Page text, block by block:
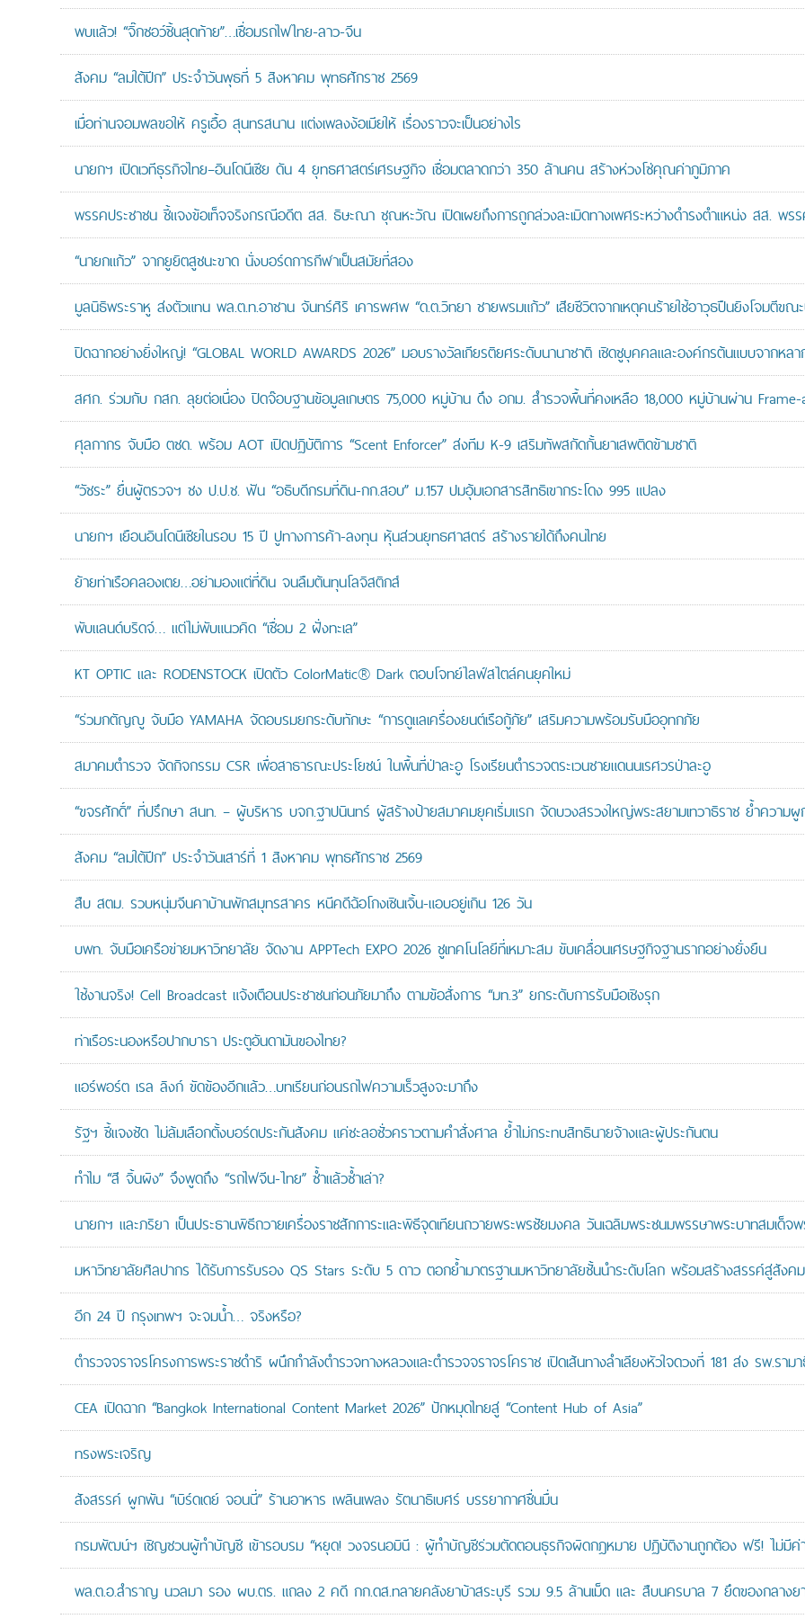
พบแล้ว! “จิ๊กซอว์ชิ้นสุดท้าย”…เชื่อมรถไฟไทย-ลาว-จีน
สังคม “ลมใต้ปีก” ประจำวันพุธที่ 5 สิงหาคม พุทธศักราช 2569
เมื่อท่านจอมพลขอให้ ครูเอื้อ สุนทรสนาน แต่งเพลงง้อเมียให้ เรื่องราวจะเป็นอย่างไร
นายกฯ เปิดเวทีธุรกิจไทย–อินโดนีเซีย ดัน 4 ยุทธศาสตร์เศรษฐกิจ เชื่อมตลาดกว่า 350 ล้านคน สร้างห่วงโซ่คุณค่าภูมิภาค
พรรคประชาชน ชี้แจงข้อเท็จจริงกรณีอดีต สส. ธิษะณา ชุณหะวัณ เปิดเผยถึงการถูกล่วงละเมิดทางเพศระหว่างดำรงตำแหน่ง สส. พรร
“นายกแก้ว” จากยูยิตสูชนะขาด นั่งบอร์ดการกีฬาเป็นสมัยที่สอง
มูลนิธิพระราหู ส่งตัวแทน พล.ต.ท.อาชาน จันทร์ศิริ เคารพศพ “ด.ต.วิทยา ชายพรมแก้ว” เสียชีวิตจากเหตุคนร้ายใช้อาวุธปืนยิงโจมตีขณ
ปิดฉากอย่างยิ่งใหญ่! “GLOBAL WORLD AWARDS 2026” มอบรางวัลเกียรติยศระดับนานาชาติ เชิดชูบุคคลและองค์กรต้นแบบจากหล
สศก. ร่วมกับ กสก. ลุยต่อเนื่อง ปิดจ๊อบฐานข้อมูลเกษตร 75,000 หมู่บ้าน ดึง อกม. สำรวจพื้นที่คงเหลือ 18,000 หมู่บ้านผ่าน
ศุลกากร จับมือ ตชด. พร้อม AOT เปิดปฏิบัติการ “Scent Enforcer” ส่งทีม K-9 เสริมทัพสกัดกั้นยาเสพติดข้ามชาติ
“วัชระ” ยื่นผู้ตรวจฯ ชง ป.ป.ช. ฟัน “อธิบดีกรมที่ดิน-กก.สอบ” ม.157 ปมอุ้มเอกสารสิทธิเขากระโดง 995 แปลง
นายกฯ เยือนอินโดนีเซียในรอบ 15 ปี ปูทางการค้า-ลงทุน หุ้นส่วนยุทธศาสตร์ สร้างรายได้ถึงคนไทย
ย้ายท่าเรือคลองเตย…อย่ามองแต่ที่ดิน จนลืมต้นทุนโลจิสติกส์
พับแลนด์บริดจ์… แต่ไม่พับแนวคิด “เชื่อม 2 ฝั่งทะเล”
KT OPTIC และ RODENSTOCK เปิดตัว ColorMatic® Dark ตอบโจทย์ไลฟ์สไตล์คนยุคใหม่
“ร่วมกตัญญู จับมือ YAMAHA จัดอบรมยกระดับทักษะ “การดูแลเครื่องยนต์เรือกู้ภัย” เสริมความพร้อมรับมืออุทกภัย
สมาคมตำรวจ จัดกิจกรรม CSR เพื่อสาธารณะประโยชน์ ในพื้นที่ป่าละอู โรงเรียนตำรวจตระเวนชายแดนนเรศวรป่าละอู
“ขจรศักดิ์” ที่ปรึกษา สนท. – ผู้บริหาร บจก.ฐาปนินทร์ ผู้สร้างป้ายสมาคมยุคเริ่มแรก จัดบวงสรวงใหญ่พระสยามเทวาธิราช ย้ำความ
สังคม “ลมใต้ปีก” ประจำวันเสาร์ที่ 1 สิงหาคม พุทธศักราช 2569
สืบ สตม. รวบหนุ่มจีนคาบ้านพักสมุทรสาคร หนีคดีฉ้อโกงเซินเจิ้น-แอบอยู่เกิน 126 วัน
บพท. จับมือเครือข่ายมหาวิทยาลัย จัดงาน APPTech EXPO 2026 ชูเทคโนโลยีที่เหมาะสม ขับเคลื่อนเศรษฐกิจฐานรากอย่างยั่งยืน
ใช้งานจริง! Cell Broadcast แจ้งเตือนประชาชนก่อนภัยมาถึง ตามข้อสั่งการ “มท.3” ยกระดับการรับมือเชิงรุก
ท่าเรือระนองหรือปากบารา ประตูอันดามันของไทย?
แอร์พอร์ต เรล ลิงก์ ขัดข้องอีกแล้ว…บทเรียนก่อนรถไฟความเร็วสูงจะมาถึง
รัฐฯ ชี้แจงชัด ไม่ล้มเลือกตั้งบอร์ดประกันสังคม แค่ชะลอชั่วคราวตามคำสั่งศาล ย้ำไม่กระทบสิทธินายจ้างและผู้ประกันตน
ทำไม “สี จิ้นผิง” จึงพูดถึง “รถไฟจีน-ไทย” ซ้ำแล้วซ้ำเล่า?
นายกฯ และภริยา เป็นประธานพิธีถวายเครื่องราชสักการะและพิธีจุดเทียนถวายพระพรชัยมงคล วันเฉลิมพระชนมพรรษาพระบาทสมเด็จพ
มหาวิทยาลัยศิลปากร ได้รับการรับรอง QS Stars ระดับ 5 ดาว ตอกย้ำมาตรฐานมหาวิทยาลัยชั้นนำระดับโลก พร้อมสร้างสรรค์สู่สังค
อีก 24 ปี กรุงเทพฯ จะจมน้ำ… จริงหรือ?
ตำรวจจราจรโครงการพระราชดำริ ผนึกกำลังตำรวจทางหลวงและตำรวจจราจรโคราช เปิดเส้นทางลำเลียงหัวใจดวงที่ 181 ส่ง รพ.ราม
CEA เปิดฉาก “Bangkok International Content Market 2026” ปักหมุดไทยสู่ “Content Hub of Asia”
ทรงพระเจริญ
สังสรรค์ ผูกพัน “เบิร์ดเดย์ จอนนี่” ร้านอาหาร เพลินเพลง รัตนาธิเบศร์ บรรยากาศชื่นมื่น
กรมพัฒน์ฯ เชิญชวนผู้ทำบัญชี เข้ารอบรม “หยุด! วงจรนอมินี : ผู้ทำบัญชีร่วมตัดตอนธุรกิจผิดกฎหมาย ปฏิบัติงานถูกต้อง ฟรี! ไม่มีค่า
พล.ต.อ.สำราญ นวลมา รอง ผบ.ตร. แถลง 2 คดี กก.ดส.ทลายคลังยาบ้าสระบุรี รวม 9.5 ล้านเม็ด และ สืบนครบาล 7 ยึดของกลางย